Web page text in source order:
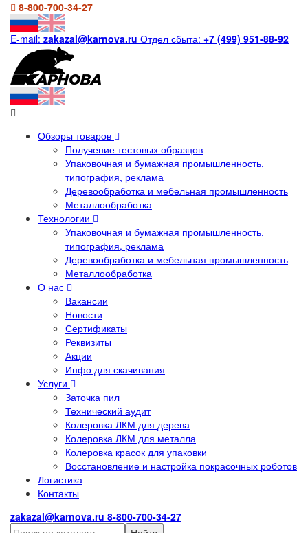
8-800-700-34-27
E-mail: zakazal@karnova.ru Отдел сбыта: +7 (499) 951-88-92
Обзоры товаров
Получение тестовых образцов
Упаковочная и бумажная промышленность,
типография, реклама
Деревообработка и мебельная промышленность
Металлообработка
Технологии
Упаковочная и бумажная промышленность,
типография, реклама
Деревообработка и мебельная промышленность
Металлообработка
О нас
Вакансии
Новости
Сертификаты
Реквизиты
Акции
Инфо для скачивания
Услуги
Заточка пил
Технический аудит
Колеровка ЛКМ для дерева
Колеровка ЛКМ для металла
Колеровка красок для упаковки
Восстановление и настройка покрасочных роботов
Логистика
Контакты
zakazal@karnova.ru 8-800-700-34-27